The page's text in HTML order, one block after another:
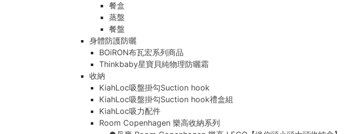
餐盒
蒸盤
餐盤
身體防護防曬
BOiRON布瓦宏系列商品
Thinkbaby星寶貝純物理防曬霜
收納
KiahLoc吸盤掛勾Suction hook
KiahLoc吸盤掛勾Suction hook禮盒組
KiahLoc吸力配件
Room Copenhagen 樂高收納系列